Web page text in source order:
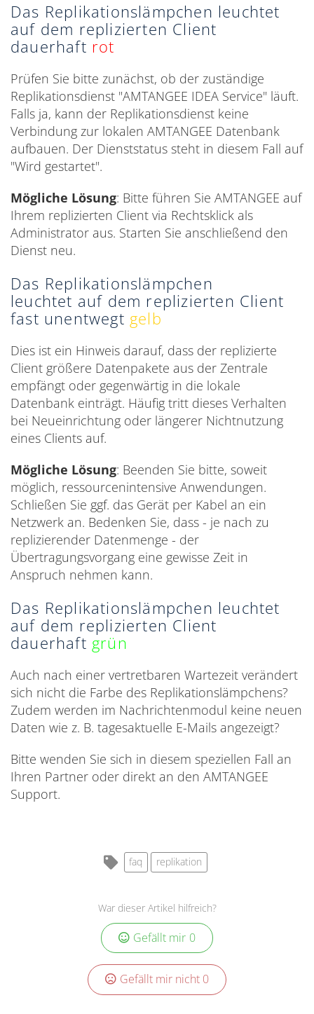
Das Replikationslämpchen leuchtet
auf dem replizierten Client
dauerhaft rot
Prüfen Sie bitte zunächst, ob der zuständige
Replikationsdienst "AMTANGEE IDEA Service" läuft.
Falls ja, kann der Replikationsdienst keine
Verbindung zur lokalen AMTANGEE Datenbank
aufbauen. Der Dienststatus steht in diesem Fall auf
"Wird gestartet".
Mögliche Lösung: Bitte führen Sie AMTANGEE auf
Ihrem replizierten Client via Rechtsklick als
Administrator aus. Starten Sie anschließend den
Dienst neu.
Das Replikationslämpchen
leuchtet auf dem replizierten Client
fast unentwegt gelb
Dies ist ein Hinweis darauf, dass der replizierte
Client größere Datenpakete aus der Zentrale
empfängt oder gegenwärtig in die lokale
Datenbank einträgt. Häufig tritt dieses Verhalten
bei Neueinrichtung oder längerer Nichtnutzung
eines Clients auf.
Mögliche Lösung: Beenden Sie bitte, soweit
möglich, ressourcenintensive Anwendungen.
Schließen Sie ggf. das Gerät per Kabel an ein
Netzwerk an. Bedenken Sie, dass - je nach zu
replizierender Datenmenge - der
Übertragungsvorgang eine gewisse Zeit in
Anspruch nehmen kann.
Das Replikationslämpchen leuchtet
auf dem replizierten Client
dauerhaft grün
Auch nach einer vertretbaren Wartezeit verändert
sich nicht die Farbe des Replikationslämpchens?
Zudem werden im Nachrichtenmodul keine neuen
Daten wie z. B. tagesaktuelle E-Mails angezeigt?
Bitte wenden Sie sich in diesem speziellen Fall an
Ihren Partner oder direkt an den AMTANGEE
Support.
faq replikation
War dieser Artikel hilfreich?
Gefällt mir 0
Gefällt mir nicht 0